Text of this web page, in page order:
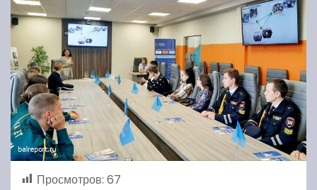
Просмотров: 67